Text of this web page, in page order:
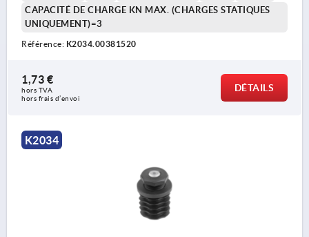
CAPACITÉ DE CHARGE KN MAX. (CHARGES STATIQUES
UNIQUEMENT)=3
Référence: K2034.00381520
1,73 €
hors TVA
hors frais d’envoi
DÉTAILS
K2034